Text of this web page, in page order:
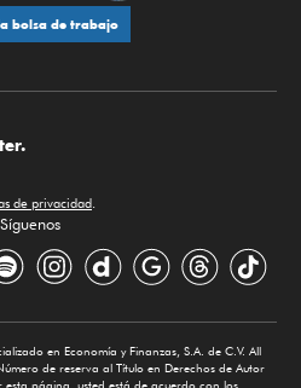
bolsa de trabajo
de privacidad.
Síguenos
en Economía y Finanzas, S.A. de C.V. All
de reserva al Título en Derechos de Autor
página, usted está de acuerdo con los